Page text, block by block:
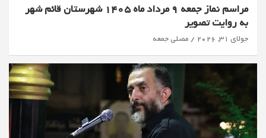
مراسم نماز جمعه 9 مرداد ماه 1405 شهرستان قائم شهر
به روایت تصویر
جولای 31, 2026 مصلی جمعه